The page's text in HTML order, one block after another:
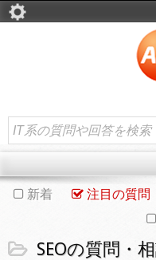
新着 注目の質問
SEOの質問・